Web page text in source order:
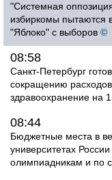
"Системная
избиркомы пытаются
"Яблоко" с выборов ©
08:58
Санкт-Петербург
сокращению
здравоохранение на
08:44
Бюджетные места в
университетах России
олимпиадникам и по